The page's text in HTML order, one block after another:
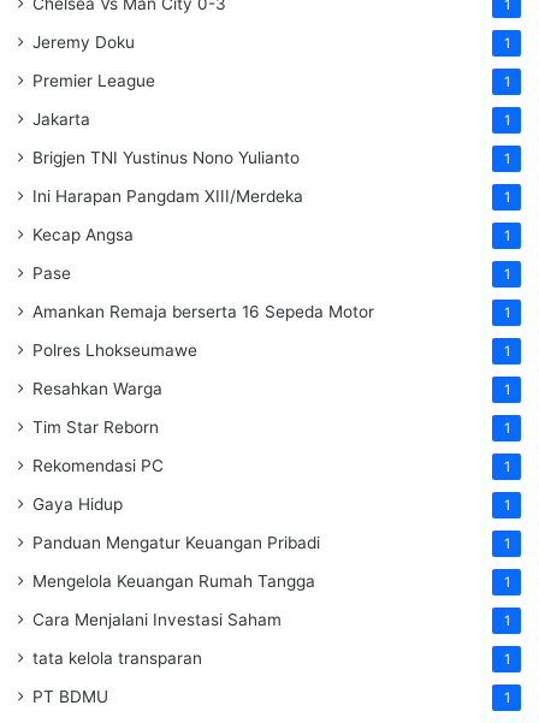
1
Jeremy Doku 1
Premier League 1
Jakarta 1
Brigjen TNI Yustinus Nono Yulianto 1
Ini Harapan Pangdam XIII/Merdeka 1
Kecap Angsa 1
Pase 1
Amankan Remaja berserta 16 Sepeda Motor 1
Polres Lhokseumawe 1
Resahkan Warga 1
Tim Star Reborn 1
Rekomendasi PC 1
Gaya Hidup 1
Panduan Mengatur Keuangan Pribadi 1
Mengelola Keuangan Rumah Tangga 1
Cara Menjalani Investasi Saham 1
tata kelola transparan 1
PT BDMU 1